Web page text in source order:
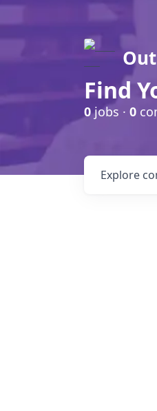
Find
0jobs · 0
Explore